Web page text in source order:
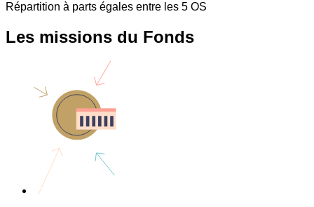
Répartition à parts égales entre les 5 OS
Les missions du Fonds